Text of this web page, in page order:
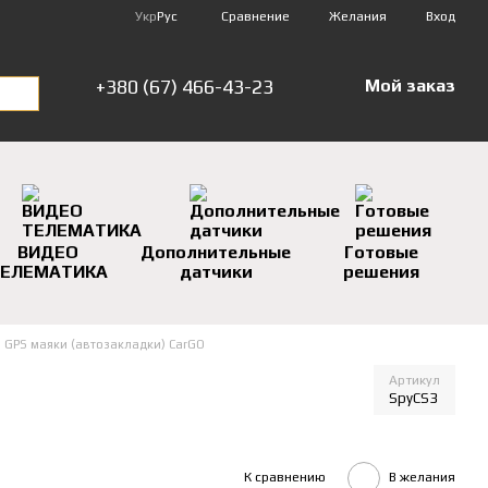
УкрРус Сравнение Желания Вход
+380 (67) 466-43-23 Мой заказ
ВИДЕО
Дополнительные
датчики
Готовые
решения
GPS маяки (автозакладки) CarGO
Артикул
SpyCS3
К сравнению В желания